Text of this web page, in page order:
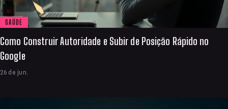
SAÚDE
Como Construir Autoridade e Subir de Posição Rápido no
Google
26 de jun.